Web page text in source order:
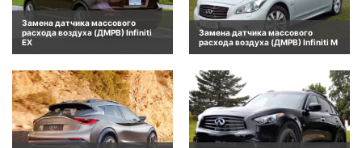
Замена датчика массового
расхода воздуха (ДМРВ) Infiniti
EX
Замена датчика массового
расхода воздуха (ДМРВ) Infiniti M